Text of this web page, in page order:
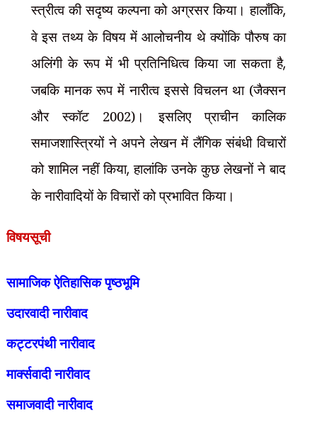
स्त्रीत्व की सदृष्य कल्पना को अग्रसर किया। हालाँकि,
वे इस तथ्य के विषय में आलोचनीय थे क्योंकि पौरुष का
अलिंगी के रूप में भी प्रतिनिधित्व किया जा सकता है,
जबकि मानक रूप में नारीत्व इससे विचलन था (जैक्सन
और स्कॉट 2002)। इसलिए प्राचीन कालिक
समाजशास्त्रियों ने अपने लेखन में लैंगिक संबंधी विचारों
को शामिल नहीं किया,हालांकि उनके कुछ लेखनों ने बाद
के नारीवादियों के विचारों को प्रभावित किया।
विषयसूची
सामाजिक ऐतिहासिक पृष्ठभूमि
उदारवादी नारीवाद
कट्टरपंथी नारीवाद
मार्क्सवादी नारीवाद
समाजवादी नारीवाद